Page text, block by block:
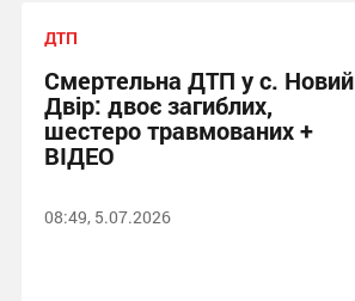
ДТП
Смертельна ДТП у с. Новий
Двір: двоє загиблих,
шестеро травмованих +
ВІДЕО
08:49, 5.07.2026